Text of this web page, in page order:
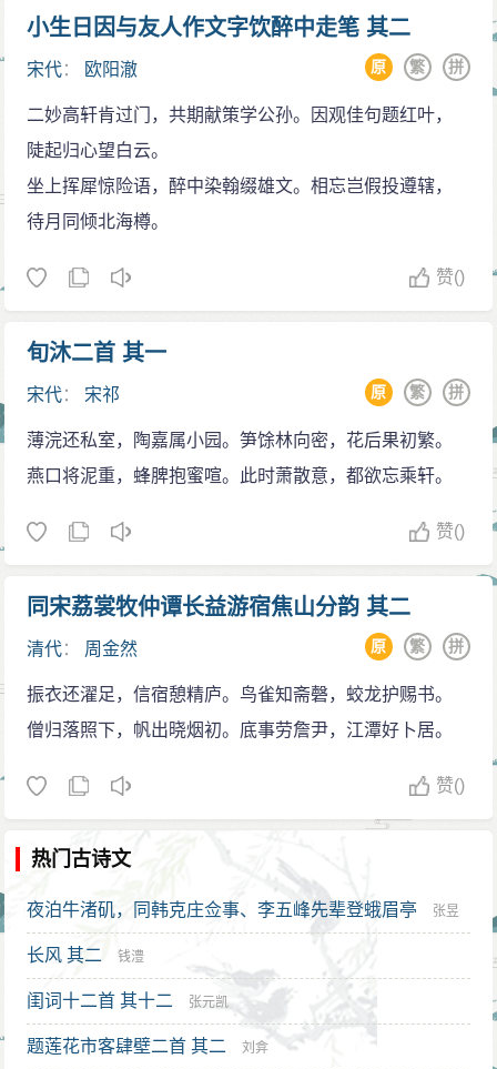
小生日因与友人作文字饮醉中走笔 其二
宋代： 欧阳澈 拼
繁
原
二妙高轩肯过门，共期献策学公孙。因观佳句题红叶，
陡起归心望白云。
坐上挥犀惊险语，醉中染翰缀雄文。相忘岂假投遵辖，
待月同倾北海樽。
赞()
旬沐二首 其一
宋代： 宋祁 拼
繁
原
薄浣还私室，陶嘉属小园。笋馀林向密，花后果初繁。
燕口将泥重，蜂脾抱蜜喧。此时萧散意，都欲忘乘轩。
赞()
同宋荔裳牧仲谭长益游宿焦山分韵 其二
清代： 周金然 拼
繁
原
振衣还濯足，信宿憩精庐。鸟雀知斋磬，蛟龙护赐书。
僧归落照下，帆出晓烟初。底事劳詹尹，江潭好卜居。
赞()
热门古诗文
夜泊牛渚矶，同韩克庄佥事、李五峰先辈登蛾眉亭 张昱
长风 其二 钱澧
闺词十二首 其十二 张元凯
题莲花市客肆壁二首 其二 刘弇